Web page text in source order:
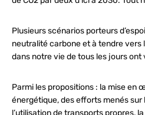
Plusieurs scénarios porteurs
neutralité carbone et à tendre vers
dans notre vie de tous les jours ont
Parmi les propositions : la mise en
énergétique, des efforts menés
l’utilisation de transports propres,